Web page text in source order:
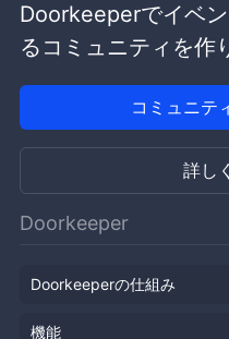
Doorkeeperでイベ
るコミュニティを作
コミュニテ
詳し
Doorkeeper
Doorkeeperの仕組み
機能